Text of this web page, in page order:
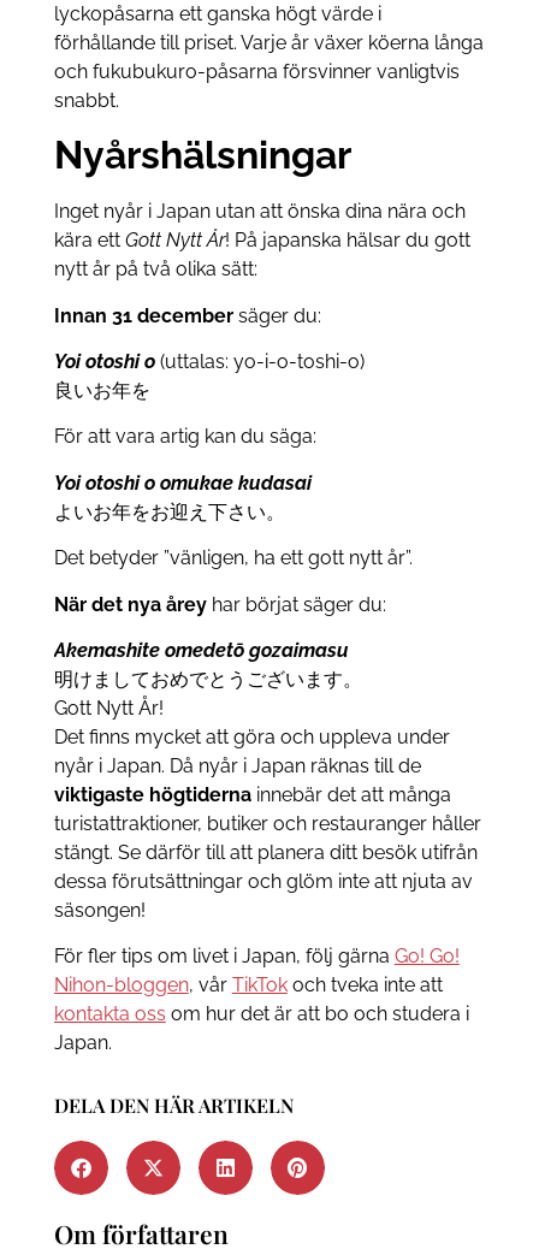
lyckopåsarna ett ganska högt värde i
förhållande till priset. Varje år växer köerna långa
och fukubukuro-påsarna försvinner vanligtvis
snabbt.
Nyårshälsningar
Inget nyår i Japan utan att önska dina nära och
kära ett Gott Nytt År! På japanska hälsar du gott
nytt år på två olika sätt:
Innan 31 december säger du:
Yoi otoshi o(uttalas: yo-i-o-toshi-o)
良いお年を
För att vara artig kan du säga:
Yoi otoshi o omukae kudasai
よいお年をお迎え下さい。
Det betyder ”vänligen, ha ett gott nytt år”.
När det nya årey har börjat säger du:
Akemashite omedetōgozaimasu
明けましておめでとうございます。
Gott Nytt År!
Det finns mycket att göra och uppleva under
nyår i Japan. Då nyår i Japan räknas till de
viktigaste högtidernainnebär det att många
turistattraktioner, butiker och restauranger håller
stängt. Se därför till att planera ditt besök utifrån
dessa förutsättningar och glöm inte att njuta av
säsongen!
För fler tips om livet i Japan, följ gärna Go! Go!
Nihon-bloggen, vår TikTokoch tveka inte att
kontakta oss om hur det är att bo och studera i
Japan.
DELA DEN HÄR ARTIKELN
Om författaren